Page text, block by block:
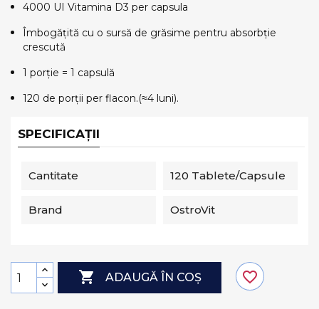
4000 UI Vitamina D3 per capsula
Îmbogățită cu o sursă de grăsime pentru absorbție
crescută
1 porție = 1 capsulă
120 de porții per flacon.(≈4 luni).
SPECIFICAȚII
Cantitate 120 Tablete/capsule
Brand OstroVit
 ADAUGĂ ÎN COȘ favorite_border